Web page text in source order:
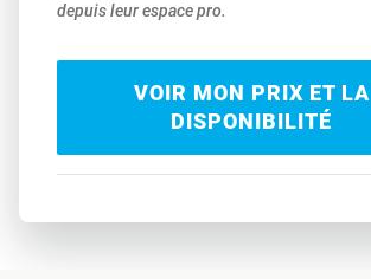
depuis leur espace pro.
VOIR MON PRIX ET LA
DISPONIBILITÉ